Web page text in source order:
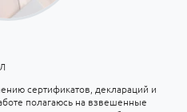
сертификатов, деклараций и
полагаюсь на взвешенные